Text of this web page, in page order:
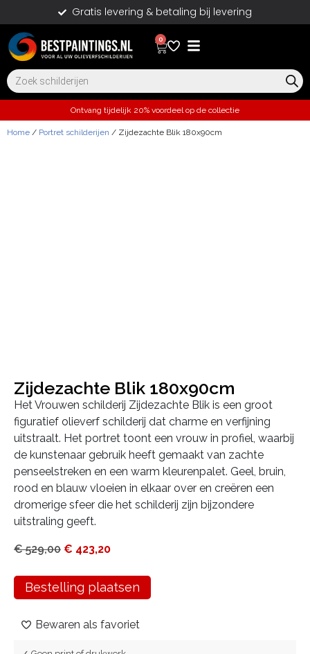
Gratis levering & betaling bij levering
0
Ontvang tijdelijk 20% voordeel op de collectie
Home / Portret schilderijen / Zijdezachte Blik 180x90cm
Zijdezachte Blik 180x90cm
Het Vrouwen schilderij Zijdezachte Blik is een groot
figuratief olieverf schilderij dat charme en verfijning
uitstraalt. Het portret toont een vrouw in profiel, waarbij
de kunstenaar gebruik heeft gemaakt van zachte
penseelstreken en een warm kleurenpalet. Geel, bruin,
rood en blauw vloeien in elkaar over en creëren een
dromerige sfeer die het schilderij zijn bijzondere
uitstraling geeft.
€529,00 € 423,20
Bestelling plaatsen
Bewaren als favoriet